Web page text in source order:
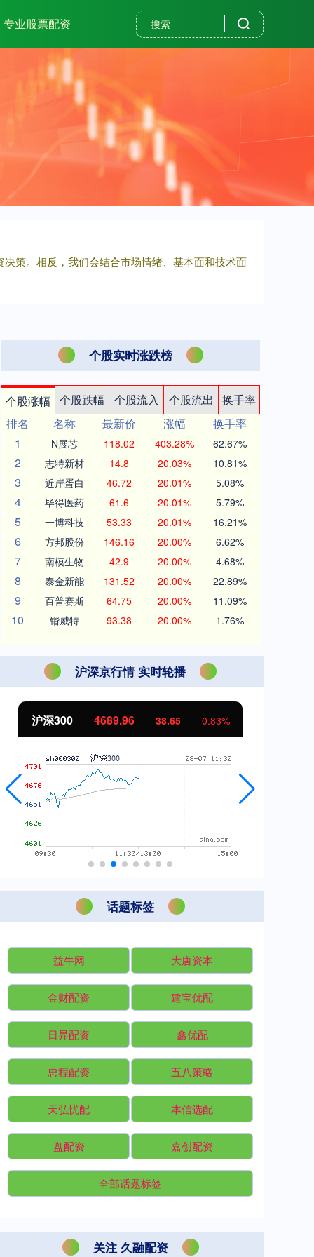
专业股票配资
策。相反，我们会结合市场情绪、基本面和技术面
个股实时涨跌榜
个股涨幅 个股跌幅 个股流入 个股流出
换手率
排名
名称 最新价 涨幅
换手率
1
N展芯 118.02 403.28% 62.67%
2 志特新材 14.8 20.03% 10.81%
3 近岸蛋白 46.72 20.01% 5.08%
4 毕得医药 61.6 20.01% 5.79%
5 一博科技 53.33 20.01% 16.21%
6 方邦股份 146.16 20.00% 6.62%
7 南模生物 42.9 20.00% 4.68%
8 泰金新能 131.52 20.00% 22.89%
9 百普赛斯 64.75 20.00% 11.09%
10 锴威特 93.38 20.00% 1.76%
沪深京行情 实时轮播
北证50 1129.72 6.84 0.61%
话题标签
益牛网 大唐资本
金财配资 建宝优配
日昇配资 鑫优配
忠程配资 五八策略
天弘忧配 本信选配
盘配资 嘉创配资
全部话题标签
关注 久融配资